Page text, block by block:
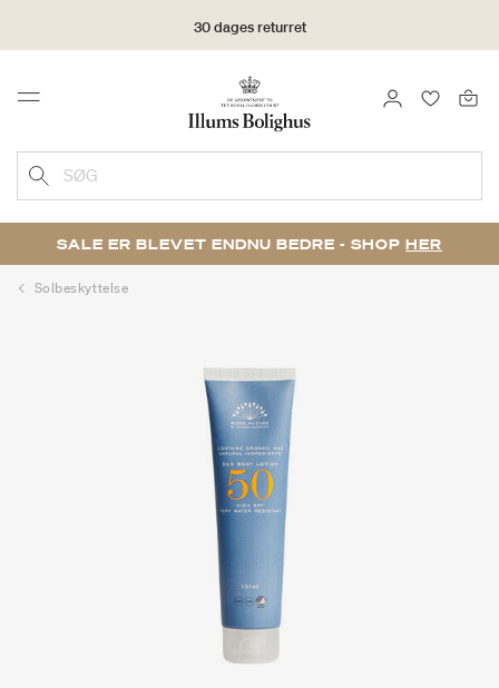
30 dages returret
Menu LOG IND
SØG
SALE ER BLEVET ENDNU BEDRE - SHOP HER
Solbeskyttelse